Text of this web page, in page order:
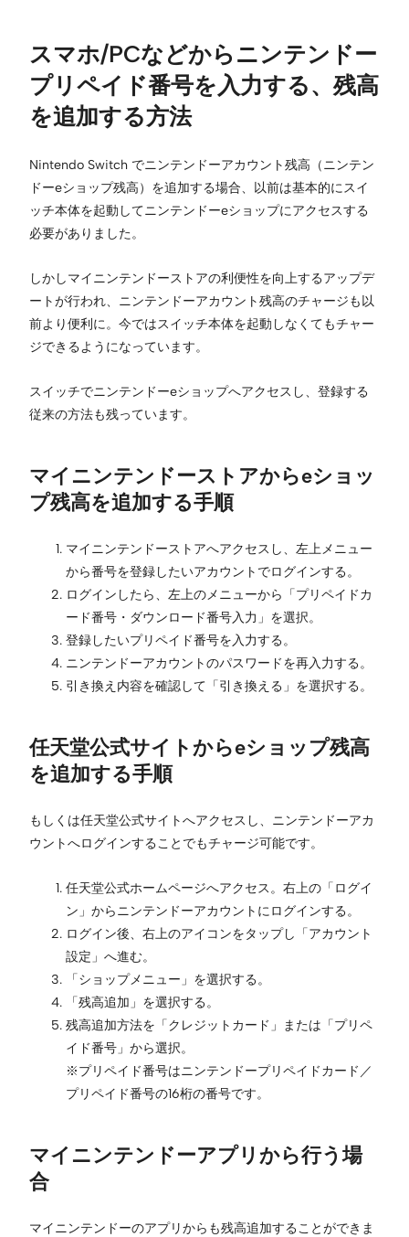
スマホ/PCなどからニンテンドー
プリペイド番号を入力する、残高
を追加する方法
Nintendo Switch でニンテンドーアカウント残高（ニンテン
ドーeショップ残高）を追加する場合、以前は基本的にスイ
ッチ本体を起動してニンテンドーeショップにアクセスする
必要がありました。
しかしマイニンテンドーストアの利便性を向上するアップデ
ートが行われ、ニンテンドーアカウント残高のチャージも以
前より便利に。今ではスイッチ本体を起動しなくてもチャー
ジできるようになっています。
スイッチでニンテンドーeショップへアクセスし、登録する
従来の方法も残っています。
マイニンテンドーストアからeショッ
プ残高を追加する手順
マイニンテンドーストアへアクセスし、左上メニュー
から番号を登録したいアカウントでログインする。
ログインしたら、左上のメニューから「プリペイドカ
ード番号・ダウンロード番号入力」を選択。
登録したいプリペイド番号を入力する。
ニンテンドーアカウントのパスワードを再入力する。
引き換え内容を確認して「引き換える」を選択する。
任天堂公式サイトからeショップ残高
を追加する手順
もしくは任天堂公式サイトへアクセスし、ニンテンドーアカ
ウントへログインすることでもチャージ可能です。
任天堂公式ホームページへアクセス。右上の「ログイ
ン」からニンテンドーアカウントにログインする。
ログイン後、右上のアイコンをタップし「アカウント
設定」へ進む。
「ショップメニュー」を選択する。
「残高追加」を選択する。
残高追加方法を「クレジットカード」または「プリペ
イド番号」から選択。
※プリペイド番号はニンテンドープリペイドカード／
プリペイド番号の16桁の番号です。
マイニンテンドーアプリから行う場
合
マイニンテンドーのアプリからも残高追加することができま